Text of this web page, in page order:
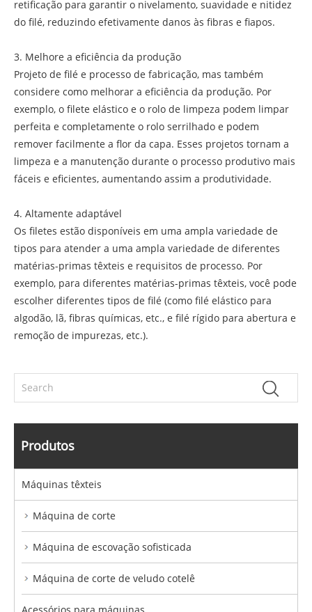
retificação para garantir o nivelamento, suavidade e nitidez
do filé, reduzindo efetivamente danos às fibras e fiapos.
3. Melhore a eficiência da produção
Projeto de filé e processo de fabricação, mas também
considere como melhorar a eficiência da produção. Por
exemplo, o filete elástico e o rolo de limpeza podem limpar
perfeita e completamente o rolo serrilhado e podem
remover facilmente a flor da capa. Esses projetos tornam a
limpeza e a manutenção durante o processo produtivo mais
fáceis e eficientes, aumentando assim a produtividade.
4. Altamente adaptável
Os filetes estão disponíveis em uma ampla variedade de
tipos para atender a uma ampla variedade de diferentes
matérias-primas têxteis e requisitos de processo. Por
exemplo, para diferentes matérias-primas têxteis, você pode
escolher diferentes tipos de filé (como filé elástico para
algodão, lã, fibras químicas, etc., e filé rígido para abertura e
remoção de impurezas, etc.).
Produtos
Máquinas têxteis
Máquina de corte
Máquina de escovação sofisticada
Máquina de corte de veludo cotelê